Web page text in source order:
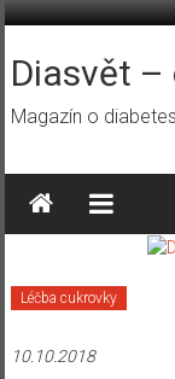
Přeskočit
obsah
Diasvět
Magazín o
Léčba cukrovky
10.10.2018